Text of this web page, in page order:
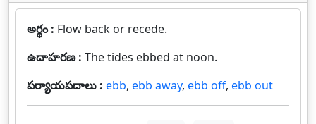
అర్థం : Flow back or recede.
ఉదాహరణ : The tides ebbed at noon.
పర్యాయపదాలు : ebb, ebb away, ebb off, ebb out